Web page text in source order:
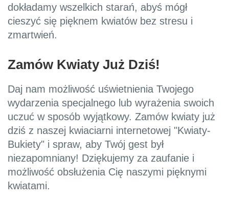
dokładamy wszelkich starań, abyś mógł
cieszyć się pięknem kwiatów bez stresu i
zmartwień.
Zamów Kwiaty Już Dziś!
Daj nam możliwość uświetnienia Twojego
wydarzenia specjalnego lub wyrażenia swoich
uczuć w sposób wyjątkowy. Zamów kwiaty już
dziś z naszej kwiaciarni internetowej "Kwiaty-
Bukiety" i spraw, aby Twój gest był
niezapomniany! Dziękujemy za zaufanie i
możliwość obsłużenia Cię naszymi pięknymi
kwiatami.